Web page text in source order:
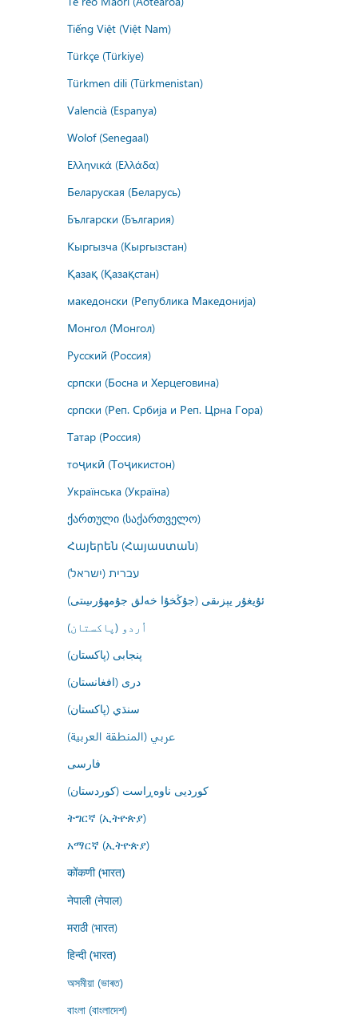
Tiếng Việt (Việt Nam)
Türkçe (Türkiye)
Türkmen dili (Türkmenistan)
Valencià (Espanya)
Wolof (Senegaal)
Ελληνικά (Ελλάδα)
Беларуская (Беларусь)
Български (България)
Кыргызча (Кыргызстан)
Қазақ (Қазақстан)
македонски (Република Македонија)
Монгол (Монгол)
Русский (Россия)
српски (Босна и Херцеговина)
српски (Реп. Србија и Реп. Црна Гора)
Татар (Россия)
тоҷикӣ (Тоҷикистон)
Українська (Україна)
ქართული (საქართველო)
Հայերեն (Հայաստան)
עברית (ישראל)
ئۇيغۇر يېزىقى (جۇڭخۇا خەلق جۇمھۇرىيىتى)
اُردو (پاکستان)
پنجابی (پاکستان)
درى (افغانستان)
سنڌي (پاکستان)
عربي (المنطقة العربية)
فارسى
کوردیی ناوەڕاست (کوردستان)
ትግርኛ (ኢትዮጵያ)
አማርኛ (ኢትዮጵያ)
कोंकणी (भारत)
नेपाली (नेपाल)
मराठी (भारत)
हिन्दी (भारत)
অসমীয়া (ভাৰত)
বাংলা (বাংলাদেশ)